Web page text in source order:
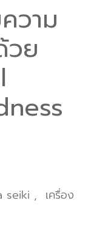
วาม
ย
seiki , เครื่อง